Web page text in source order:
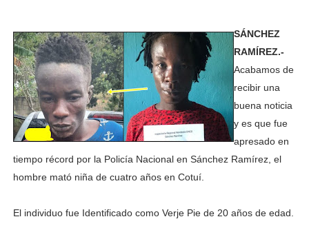
SÁNCHEZ
RAMÍREZ.-
Acabamos de
recibir una
buena noticia
y es que fue
apresado en
tiempo récord por la Policía Nacional en Sánchez Ramírez, el
hombre mató niña de cuatro años en Cotuí.
El individuo fue Identificado como Verje Pie de 20 años de edad.